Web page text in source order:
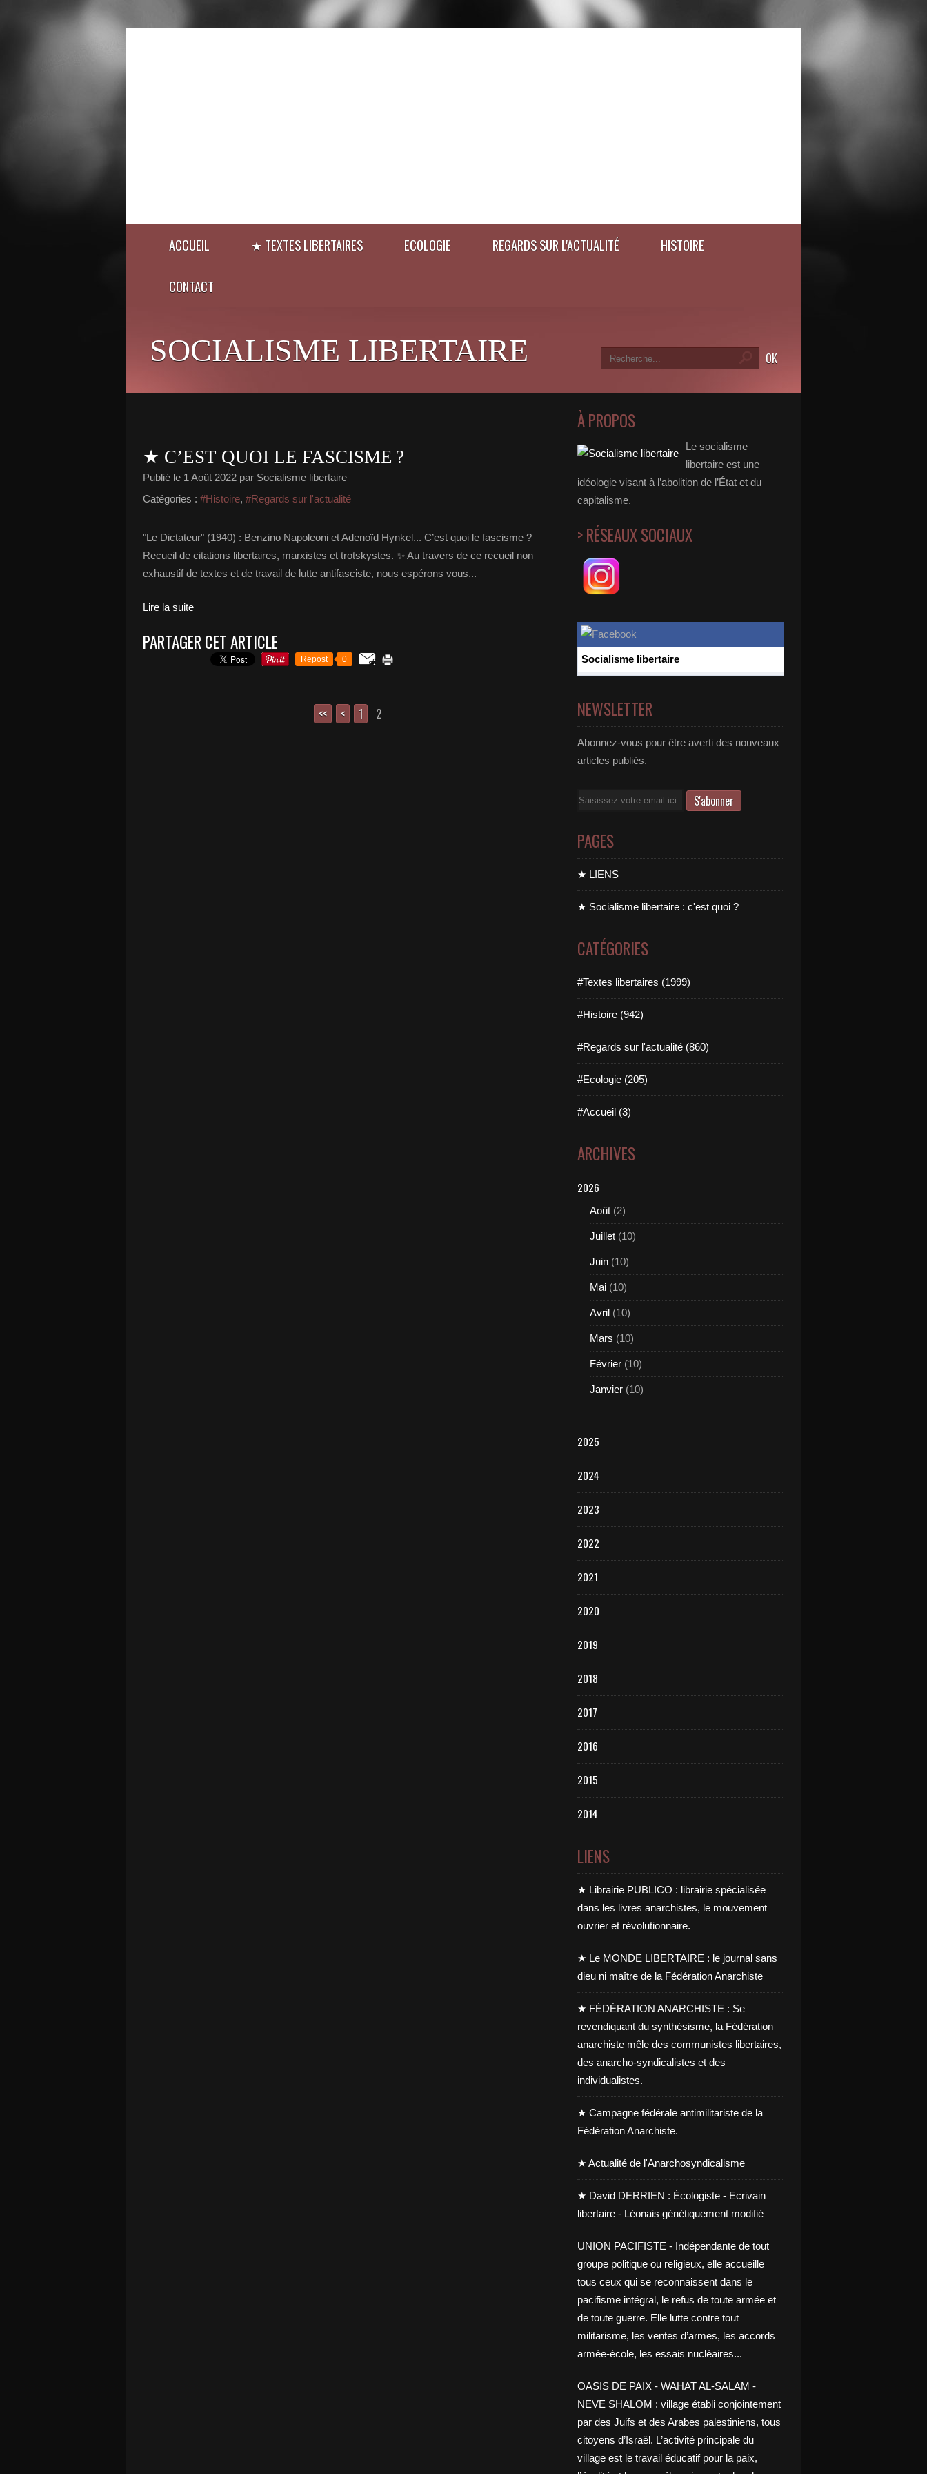
ACCUEIL ★ TEXTES LIBERTAIRES ECOLOGIE REGARDS SUR L'ACTUALITÉ HISTOIRE
CONTACT
SOCIALISME LIBERTAIRE
★ C’EST QUOI LE FASCISME ?
Publié le 1 Août 2022 par Socialisme libertaire
Catégories : #Histoire, #Regards sur l'actualité
"Le Dictateur" (1940) : Benzino Napoleoni et Adenoïd Hynkel... C’est quoi le fascisme ?
Recueil de citations libertaires, marxistes et trotskystes. ✨ Au travers de ce recueil non
exhaustif de textes et de travail de lutte antifasciste, nous espérons vous...
Lire la suite
PARTAGER CET ARTICLE
Repost 0
<< < 1 2
À PROPOS
Le socialisme
libertaire est une
idéologie visant à l’abolition de l’État et du
capitalisme.
> RÉSEAUX SOCIAUX
Socialisme libertaire
NEWSLETTER
Abonnez-vous pour être averti des nouveaux
articles publiés.
Email
PAGES
★ LIENS
★ Socialisme libertaire : c'est quoi ?
CATÉGORIES
#Textes libertaires (1999)
#Histoire (942)
#Regards sur l'actualité (860)
#Ecologie (205)
#Accueil (3)
ARCHIVES
2026
Août (2)
Juillet (10)
Juin (10)
Mai (10)
Avril (10)
Mars (10)
Février (10)
Janvier (10)
2025
2024
2023
2022
2021
2020
2019
2018
2017
2016
2015
2014
LIENS
★ Librairie PUBLICO : librairie spécialisée
dans les livres anarchistes, le mouvement
ouvrier et révolutionnaire.
★ Le MONDE LIBERTAIRE : le journal sans
dieu ni maître de la Fédération Anarchiste
★ FÉDÉRATION ANARCHISTE : Se
revendiquant du synthésisme, la Fédération
anarchiste mêle des communistes libertaires,
des anarcho-syndicalistes et des
individualistes.
★ Campagne fédérale antimilitariste de la
Fédération Anarchiste.
★ Actualité de l'Anarchosyndicalisme
★ David DERRIEN : Écologiste - Ecrivain
libertaire - Léonais génétiquement modifié
UNION PACIFISTE - Indépendante de tout
groupe politique ou religieux, elle accueille
tous ceux qui se reconnaissent dans le
pacifisme intégral, le refus de toute armée et
de toute guerre. Elle lutte contre tout
militarisme, les ventes d’armes, les accords
armée-école, les essais nucléaires...
OASIS DE PAIX - WAHAT AL-SALAM -
NEVE SHALOM : village établi conjointement
par des Juifs et des Arabes palestiniens, tous
citoyens d’Israël. L’activité principale du
village est le travail éducatif pour la paix,